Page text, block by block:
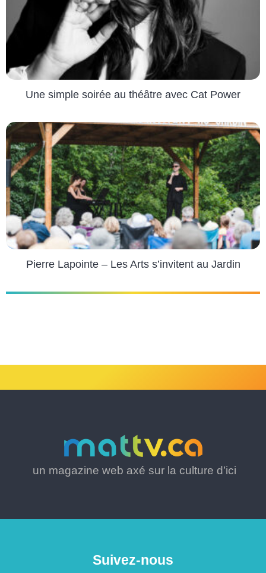
Une simple soirée au théâtre avec Cat Power
Pierre Lapointe – Les Arts s’invitent au Jardin
un magazine web axé sur la culture d’ici
Suivez-nous